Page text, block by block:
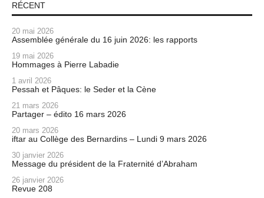
RÉCENT
20 mai 2026
Assemblée générale du 16 juin 2026: les rapports
19 mai 2026
Hommages à Pierre Labadie
1 avril 2026
Pessah et Pâques: le Seder et la Cène
21 mars 2026
Partager – édito 16 mars 2026
20 mars 2026
iftar au Collège des Bernardins – Lundi 9 mars 2026
30 janvier 2026
Message du président de la Fraternité d’Abraham
26 janvier 2026
Revue 208